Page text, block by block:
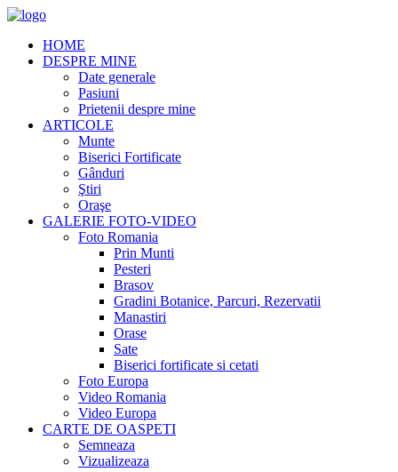
HOME
DESPRE MINE
Date generale
Pasiuni
Prietenii despre mine
ARTICOLE
Munte
Biserici Fortificate
Gânduri
Ştiri
Oraşe
GALERIE FOTO-VIDEO
Foto Romania
Prin Munti
Pesteri
Brasov
Gradini Botanice, Parcuri, Rezervatii
Manastiri
Orase
Sate
Biserici fortificate si cetati
Foto Europa
Video Romania
Video Europa
CARTE DE OASPETI
Semneaza
Vizualizeaza